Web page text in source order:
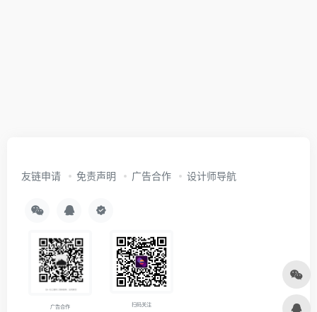
友链申请 免责声明 广告合作 设计师导航
广告合作 扫码关注